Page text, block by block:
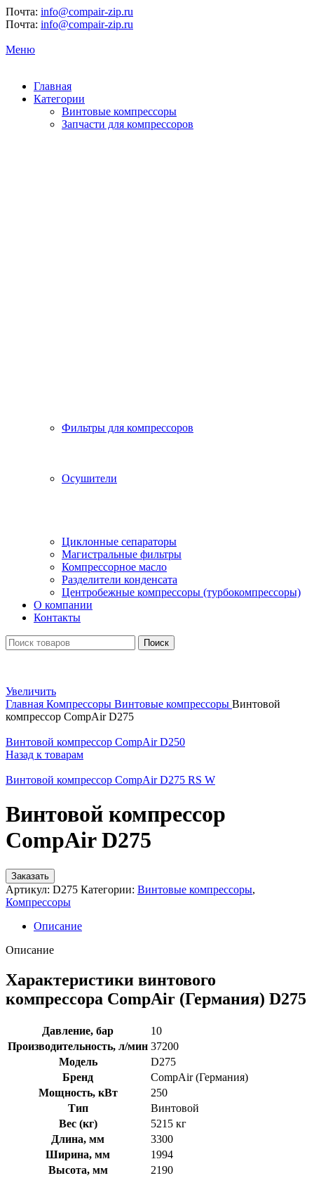
Почта: info@compair-zip.ru
Почта: info@compair-zip.ru
Меню
Главная
Категории
Винтовые компрессоры
Запчасти для компрессоров
Фильтры для компрессоров
Осушители
Циклонные сепараторы
Магистральные фильтры
Компрессорное масло
Разделители конденсата
Центробежные компрессоры (турбокомпрессоры)
О компании
Контакты
Поиск
Увеличить
Главная Компрессоры Винтовые компрессоры Винтовой
компрессор CompAir D275
Винтовой компрессор CompAir D250
Назад к товарам
Винтовой компрессор CompAir D275 RS W
Винтовой компрессор
CompAir D275
Заказать
Артикул: D275 Категории: Винтовые компрессоры,
Компрессоры
Описание
Описание
Характеристики винтового
компрессора CompAir (Германия) D275
Давление, бар
10
Производительность, л/мин 37200
Модель
D275
Бренд
CompAir (Германия)
Мощность, кВт
250
Тип
Винтовой
Вес (кг)
5215 кг
Длина, мм
3300
Ширина, мм
1994
Высота, мм
2190